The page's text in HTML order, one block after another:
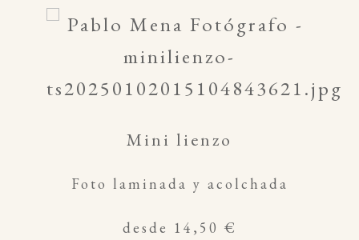
Mini lienzo
Foto laminada y acolchada
desde 14,50 €